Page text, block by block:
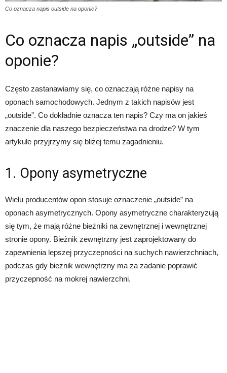
Co oznacza napis outside na oponie?
Co oznacza napis „outside” na
oponie?
Często zastanawiamy się, co oznaczają różne napisy na
oponach samochodowych. Jednym z takich napisów jest
„outside”. Co dokładnie oznacza ten napis? Czy ma on jakieś
znaczenie dla naszego bezpieczeństwa na drodze? W tym
artykule przyjrzymy się bliżej temu zagadnieniu.
1. Opony asymetryczne
Wielu producentów opon stosuje oznaczenie „outside” na
oponach asymetrycznych. Opony asymetryczne charakteryzują
się tym, że mają różne bieżniki na zewnętrznej i wewnętrznej
stronie opony. Bieżnik zewnętrzny jest zaprojektowany do
zapewnienia lepszej przyczepności na suchych nawierzchniach,
podczas gdy bieżnik wewnętrzny ma za zadanie poprawić
przyczepność na mokrej nawierzchni.